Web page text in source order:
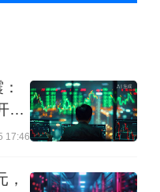
示该季度营收
192.12%，净利
262.28%。天孚
13.3亿元，同比
亿元，同比增
17:46
，